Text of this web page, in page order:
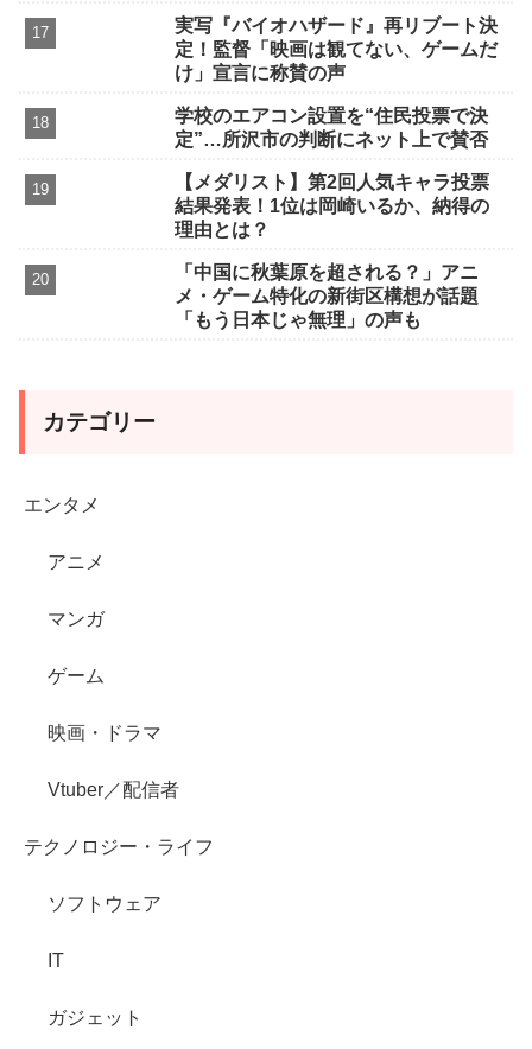
実写『バイオハザード』再リブート決
定！監督「映画は観てない、ゲームだ
け」宣言に称賛の声
学校のエアコン設置を“住民投票で決
定”…所沢市の判断にネット上で賛否
【メダリスト】第2回人気キャラ投票
結果発表！1位は岡崎いるか、納得の
理由とは？
「中国に秋葉原を超される？」アニ
メ・ゲーム特化の新街区構想が話題
「もう日本じゃ無理」の声も
カテゴリー
エンタメ
アニメ
マンガ
ゲーム
映画・ドラマ
Vtuber／配信者
テクノロジー・ライフ
ソフトウェア
IT
ガジェット